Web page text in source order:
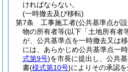
ければならない。
(一時撤去及び移転)
第7条
工事施工者(公共基準点が
物の所有者等(以下「土地所有者
が、公共基準点を一時撤去又は
には、あらかじめ公共基準点一
式第9号)を市長に提出し、公共
書(様式第10号)によりその承認